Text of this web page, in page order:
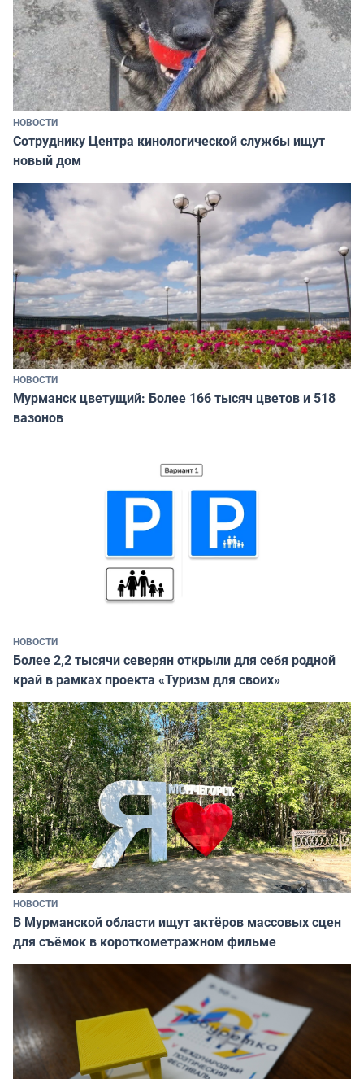
НОВОСТИ
Сотруднику Центра кинологической службы ищут
новый дом
НОВОСТИ
Мурманск цветущий: Более 166 тысяч цветов и 518
вазонов
НОВОСТИ
Более 2,2 тысячи северян открыли для себя родной
край в рамках проекта «Туризм для своих»
НОВОСТИ
В Мурманской области ищут актёров массовых сцен
для съёмок в короткометражном фильме